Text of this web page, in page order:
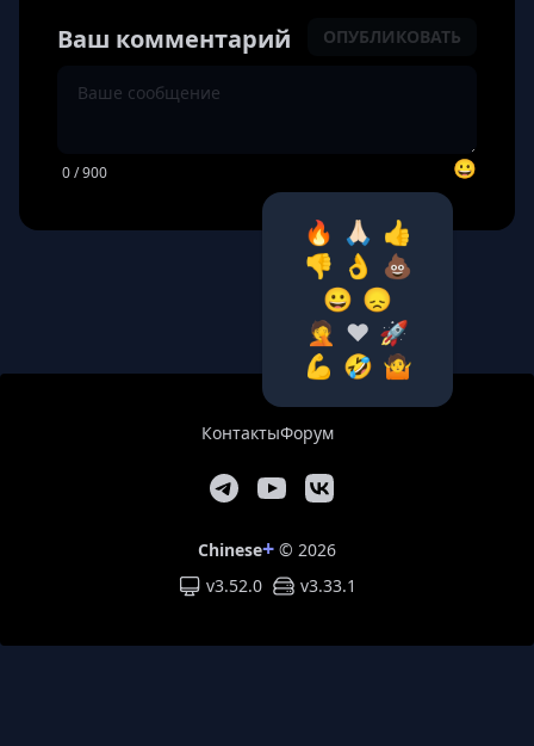
Ваш комментарий ОПУБЛИКОВАТЬ
0/ 900 😀
🔥 🙏🏻 👍
👎 👌 💩
😀 😞
🤦‍ ❤️ 🚀
💪 🤣 🤷‍
КонтактыФорум
Chinese+ © 2026
v3.52.0
v3.33.1